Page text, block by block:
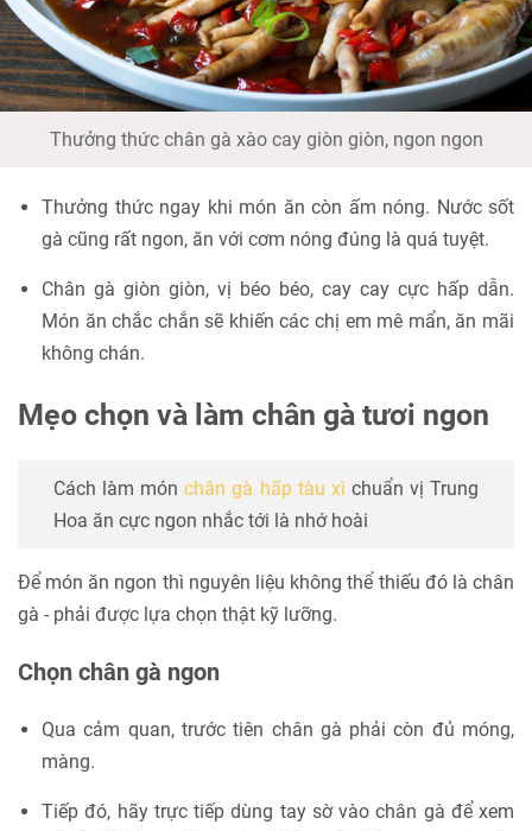
Thưởng thức chân gà xào cay giòn giòn, ngon ngon
Thưởng thức ngay khi món ăn còn ấm nóng. Nước sốt
gà cũng rất ngon, ăn với cơm nóng đúng là quá tuyệt.
Chân gà giòn giòn, vị béo béo, cay cay cực hấp dẫn.
Món ăn chắc chắn sẽ khiến các chị em mê mẩn, ăn mãi
không chán.
Mẹo chọn và làm chân gà tươi ngon
Cách làm mónchân gà hấp tàu xì chuẩn vị Trung
Hoa ăn cực ngon nhắc tới là nhớ hoài
Để món ăn ngon thì nguyên liệu không thể thiếu đó là chân
gà - phải được lựa chọn thật kỹ lưỡng.
Chọn chân gà ngon
Qua cảm quan, trước tiên chân gà phải còn đủ móng,
màng.
Tiếp đó, hãy trực tiếp dùng tay sờ vào chân gà để xem